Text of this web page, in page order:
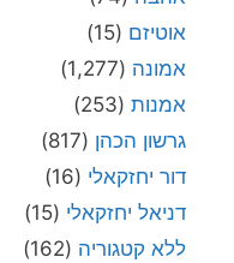
אוטיזם (15)
אמונה (1,277)
אמנות (253)
גרשון הכהן (817)
דור יחזקאלי (16)
דניאל יחזקאלי (15)
ללא קטגוריה (162)